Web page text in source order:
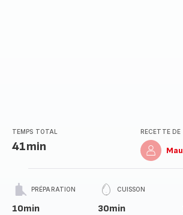
TEMPS TOTAL
41min
RECETTE DE
PRÉPARATION
10min
CUISSON
30min